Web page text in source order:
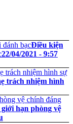
Điều kiện
22/04/2021 - 9:57
trách nhiệm hình
hạn phòng vệ